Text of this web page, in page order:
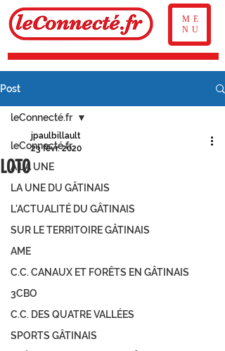
ME
NU
Post
leConnecté.fr
À LA UNE
LA UNE DU GÂTINAIS
L'ACTUALITÉ DU GÂTINAIS
SUR LE TERRITOIRE GÂTINAIS
AME
C.C. CANAUX ET FORÊTS EN GÂTINAIS
3CBO
C.C. DES QUATRE VALLÉES
SPORTS GÂTINAIS
leConnecté.fr
LOTO
jpaulbillault
23 févr. 2020